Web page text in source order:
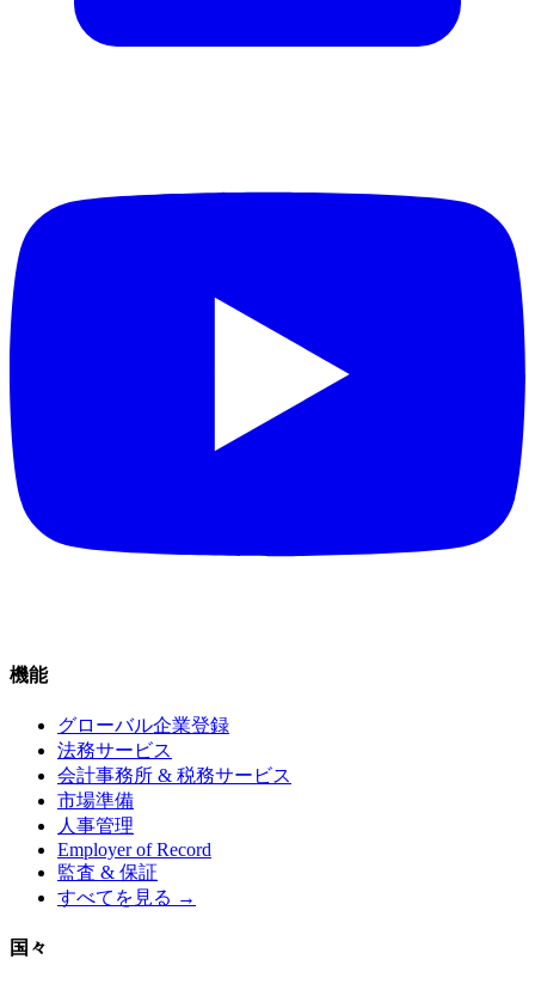
機能
グローバル企業登録
法務サービス
会計事務所 & 税務サービス
市場準備
人事管理
Employer of Record
監査 & 保証
すべてを見る →
国々